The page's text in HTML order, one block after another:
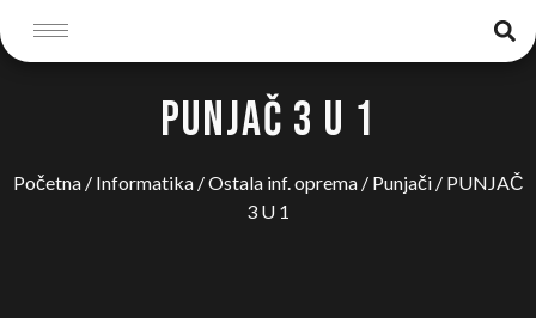
PUNJAČ 3 U 1
Početna/ Informatika/Ostala inf. oprema/ Punjači/ PUNJAČ
3 U 1